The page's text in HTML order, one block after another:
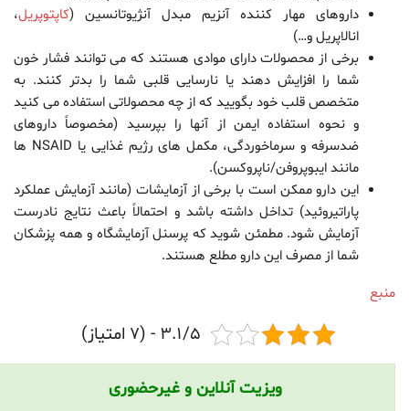
داروهای مهار کننده آنزیم مبدل آنژیوتانسین (کاپتوپریل،
انالاپریل و…)
برخی از محصولات دارای موادی هستند که می توانند فشار خون
شما را افزایش دهند یا نارسایی قلبی شما را بدتر کنند. به
متخصص قلب خود بگویید که از چه محصولاتی استفاده می کنید
و نحوه استفاده ایمن از آنها را بپرسید (مخصوصاً داروهای
ضدسرفه و سرماخوردگی، مکمل های رژیم غذایی یا NSAID ها
مانند ایبوپروفن/ناپروکسن).
این دارو ممکن است با برخی از آزمایشات (مانند آزمایش عملکرد
پاراتیروئید) تداخل داشته باشد و احتمالاً باعث نتایج نادرست
آزمایش شود. مطمئن شوید که پرسنل آزمایشگاه و همه پزشکان
شما از مصرف این دارو مطلع هستند.
منبع
3.1/5 - (7 امتیاز)
ویزیت آنلاین و غیرحضوری